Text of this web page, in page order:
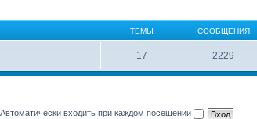
ТЕМЫ СООБЩЕНИЯ
17 2229
|Автоматически входить при каждом посещении